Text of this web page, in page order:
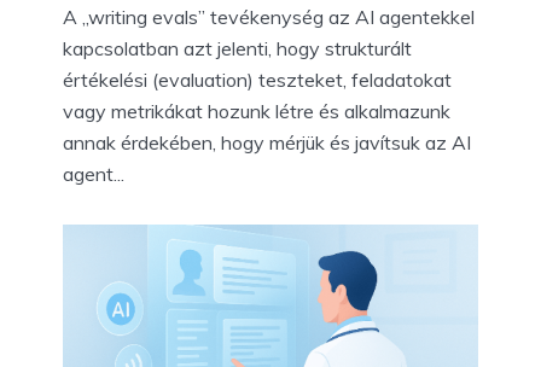
A „writing evals” tevékenység az AI agentekkel
kapcsolatban azt jelenti, hogy strukturált
értékelési (evaluation) teszteket, feladatokat
vagy metrikákat hozunk létre és alkalmazunk
annak érdekében, hogy mérjük és javítsuk az AI
agent...